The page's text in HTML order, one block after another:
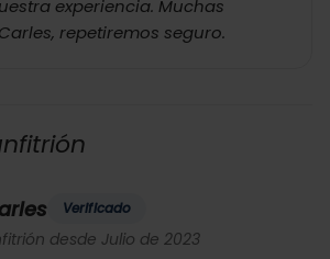
experiencia. Muchas
repetiremos seguro.
Verificado
desde Julio de 2023